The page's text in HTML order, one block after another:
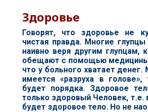
Здоровье
Говорят, что здоровье не
чистая правда. Многие
наивно веря другим глупцам,
обещают с помощью медицины
что у больного хватает
имеется «разруха в
будет порядка. Здоровое
только здоровый Человек, т.е.
будет здоровое тело. Но не